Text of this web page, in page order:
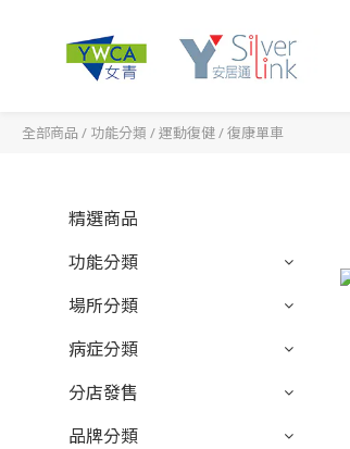
全部商品 / 功能分類 /運動復健/復康單車
精選商品
功能分類
場所分類
病症分類
分店發售
品牌分類